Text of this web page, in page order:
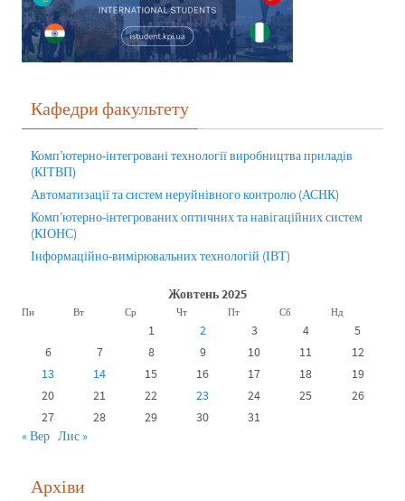
Кафедри факультету
Комп’ютерно-інтегровані технології виробництва приладів
(КІТВП)
Автоматизації та систем неруйнівного контролю (АСНК)
Комп’ютерно-інтегрованих оптичних та навігаційних систем
(КІОНС)
Інформаційно-вимірювальних технологій (ІВТ)
Жовтень 2025
Пн Вт Ср Чт Пт Сб Нд
1 2 3 4
5
6
7 8 9 10 11
12
13
14 15 16 17 18
19
20
21 22 23 24 25
26
27
28 29 30
31
« Вер Лис »
Архіви